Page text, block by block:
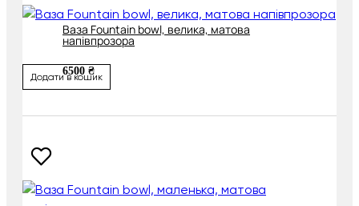
Ваза Fountain bowl, велика, матова
напівпрозора
6500 ₴
Додати в кошик